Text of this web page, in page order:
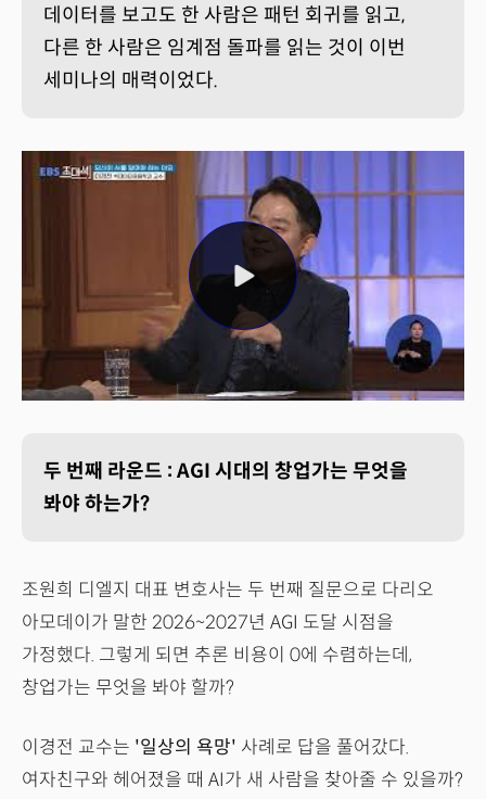
데이터를 보고도 한 사람은 패턴 회귀를 읽고,
다른 한 사람은 임계점 돌파를 읽는 것이 이번
세미나의 매력이었다.
두 번째 라운드 : AGI 시대의 창업가는 무엇을
봐야 하는가?
조원희 디엘지 대표 변호사는 두 번째 질문으로 다리오
아모데이가 말한 2026~2027년 AGI 도달 시점을
가정했다. 그렇게 되면 추론 비용이 0에 수렴하는데,
창업가는 무엇을 봐야 할까?
이경전 교수는 '일상의 욕망' 사례로 답을 풀어갔다.
여자친구와 헤어졌을 때 AI가 새 사람을 찾아줄 수 있을까?